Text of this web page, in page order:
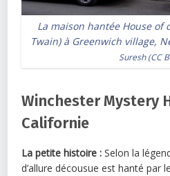
La maison hantée House of
Twain) à Greenwich village,
Suresh(CC
Winchester Mystery
Californie
La petite histoire : Selon la
d’allure décousue esthanté par